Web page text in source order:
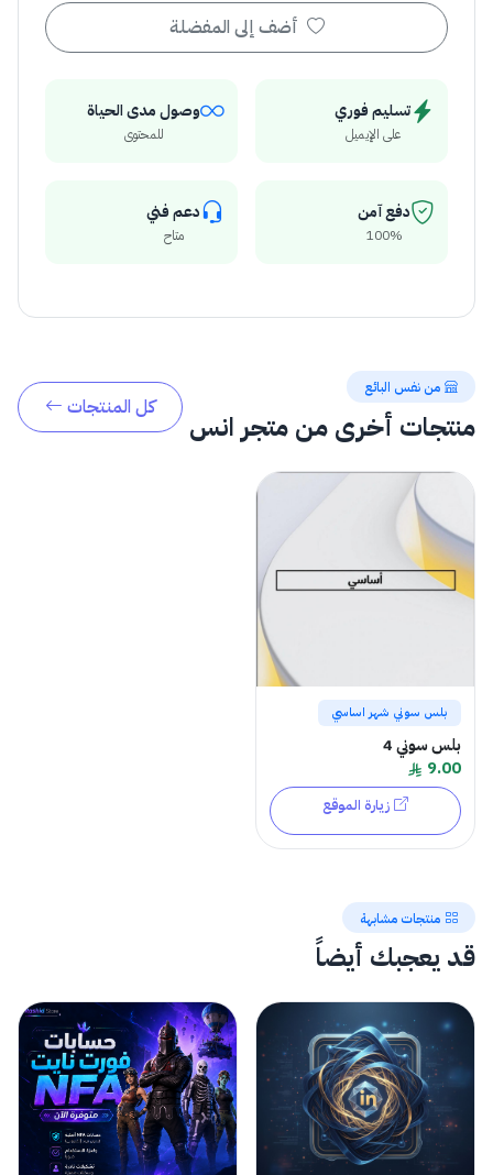
أضف إلى المفضلة
تسليم فوري
على الإيميل
وصول مدى الحياة
للمحتوى
دفع آمن
100%
دعم فني
متاح
من نفس البائع
منتجات أخرى من متجر انس
كل المنتجات
بلس سوني شهر اساسي
بلس سوني 4
9.00
زيارة الموقع
منتجات مشابهة
قد يعجبك أيضاً